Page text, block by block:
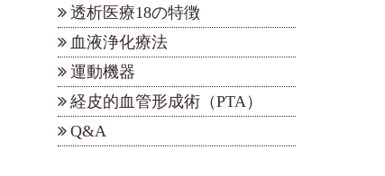
透析医療18の特徴
血液浄化療法
運動機器
経皮的血管形成術（PTA）
Q&A